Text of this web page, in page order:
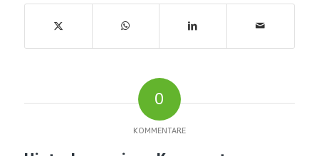
0
KOMMENTARE